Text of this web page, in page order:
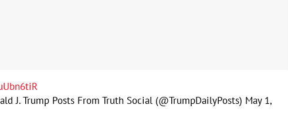
J. Trump Posts From Truth Social (@TrumpDailyPosts) May 1,